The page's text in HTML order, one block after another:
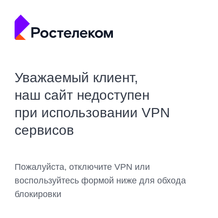
Уважаемый клиент,
наш сайт недоступен
при использовании VPN
сервисов
Пожалуйста, отключите VPN или
воспользуйтесь формой ниже для обхода
блокировки